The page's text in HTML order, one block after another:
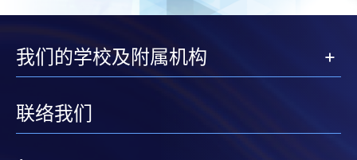
我们的学校及附属机构
联络我们